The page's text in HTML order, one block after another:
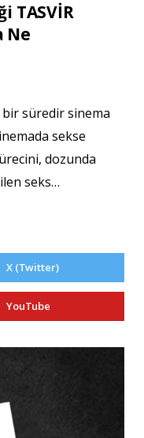
TASVİR
Ne
bir süredir sinema
sekse
dozunda
seks…
X (Twitter)
YouTube